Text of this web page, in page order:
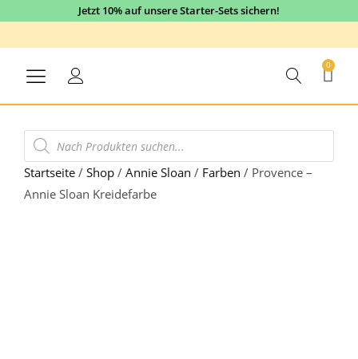
Jetzt 10% auf unsere Starter-Sets sichern!
0
Startseite / Shop / Annie Sloan / Farben / Provence –
Annie Sloan Kreidefarbe